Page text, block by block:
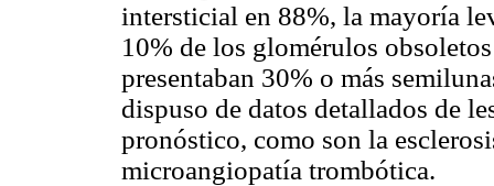
intersticial en 88%, la mayoría
10% de los glomérulos
presentaban 30% o más
dispuso de datos detallados de
pronóstico, como son la
microangiopatía trombótica.